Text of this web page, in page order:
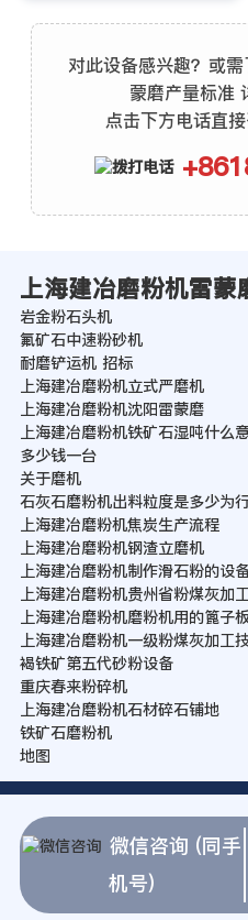
对此设备感兴趣？或
蒙磨产量标准
点击下方电话直接
上海建冶磨粉机雷
岩金粉石头机
氟矿石中速粉砂机
耐磨铲运机 招标
上海建冶磨粉机立式严磨机
上海建冶磨粉机沈阳雷蒙磨
上海建冶磨粉机铁矿石湿吨什么
多少钱一台
关于磨机
石灰石磨粉机出料粒度是多少为
上海建冶磨粉机焦炭生产流程
上海建冶磨粉机钢渣立磨机
上海建冶磨粉机制作滑石粉的设
上海建冶磨粉机贵州省粉煤灰加
上海建冶磨粉机磨粉机用的篦子
上海建冶磨粉机一级粉煤灰加工
褐铁矿第五代砂粉设备
重庆春来粉碎机
上海建冶磨粉机石材碎石铺地
铁矿石磨粉机
地图
微信咨询 (同手
机号)